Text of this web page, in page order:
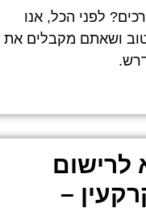
לפני הכל, אנו
ושאתם מקבלים את
לרישום
–